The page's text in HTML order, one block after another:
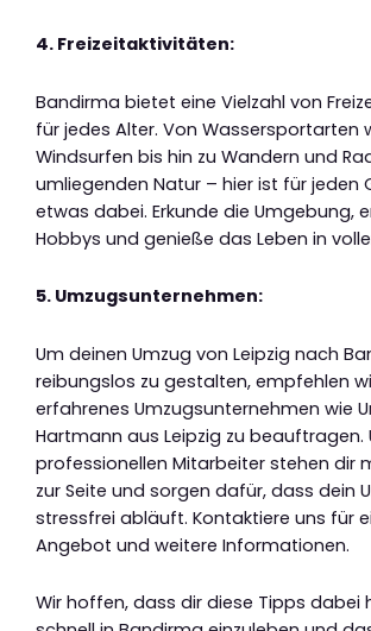
4. Freizeitaktivitäten:
Bandirma bietet eine Vielzahl von
für jedes Alter. Von Wassersportarten
Windsurfen bis hin zu Wandern und
umliegenden Natur – hier ist für jeden
etwas dabei. Erkunde die Umgebung,
Hobbys und genieße das Leben in
5. Umzugsunternehmen:
Um deinen Umzug von Leipzig nach
reibungslos zu gestalten, empfehlen
erfahrenes Umzugsunternehmen wie
Hartmann aus Leipzig zu beauftragen.
professionellen Mitarbeiter stehen dir
zur Seite und sorgen dafür, dass dein
stressfrei abläuft. Kontaktiere uns für
Angebot und weitere Informationen.
Wir hoffen, dass dir diese Tipps dabei